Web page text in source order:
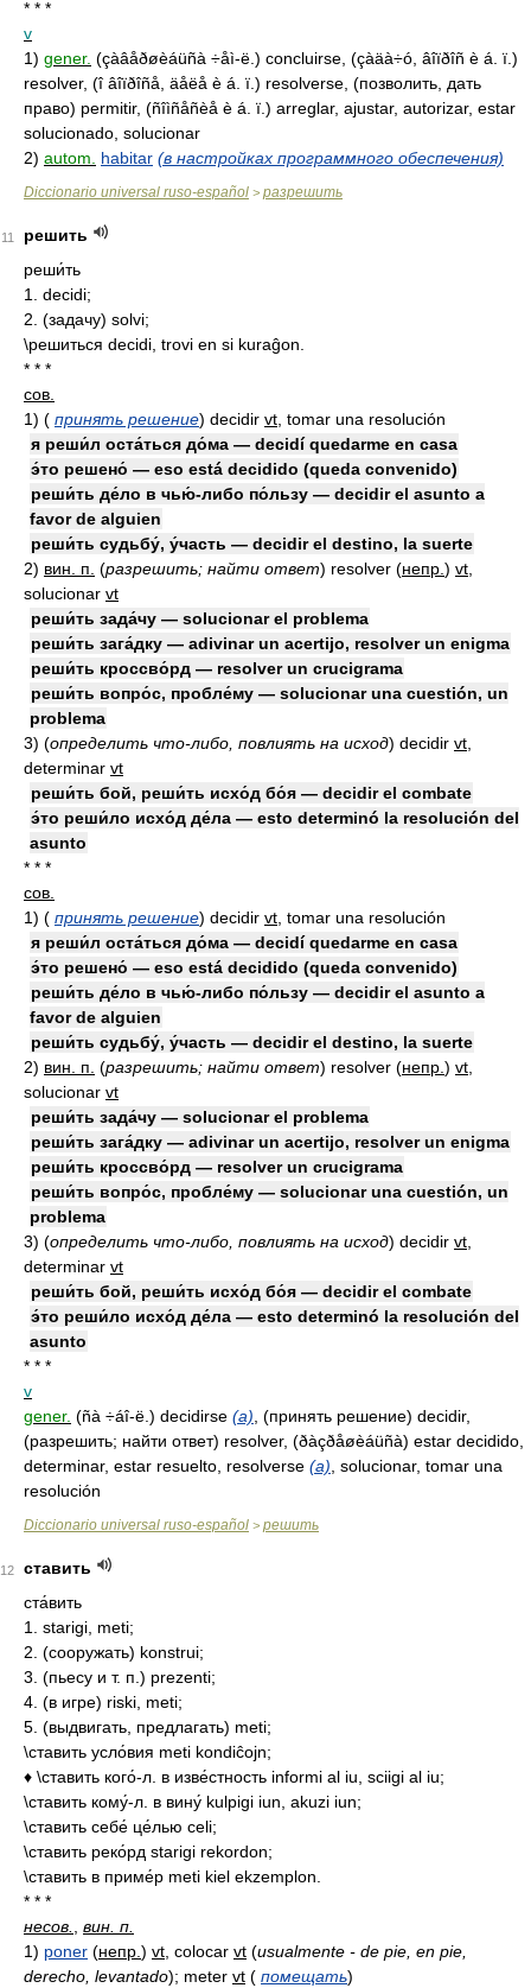
* * *
v
1) gener. (çàâåðøèáüñà ÷åì-ë.) concluirse, (çàäà÷ó, âîïðîñ è á. ï.)
resolver, (î âîïðîñå, äåëå è á. ï.) resolverse, (позволить, дать
право) permitir, (ñîìñåñèå è á. ï.) arreglar, ajustar, autorizar, estar
solucionado, solucionar
2) autom. habitar (в настройках программного обеспечения)
Diccionario universal ruso-español > разрешить
11
решить
реши́ть
1. decidi;
2. (задачу) solvi;
\решиться decidi, trovi en si kuraĝon.
* * *
сов.
1) ( принять решение) decidir vt , tomar una resolución
я реши́л оста́ться до́ма — decidí quedarme en casa
э́то решено́ — eso está decidido (queda convenido)
реши́ть де́ло в чью́-либо по́льзу — decidir el asunto a
favor de alguien
реши́ть судьбу́, у́часть — decidir el destino, la suerte
2) вин. п. (разрешить; найти ответ) resolver (непр. ) vt
solucionar vt
реши́ть зада́чу — solucionar el problema
реши́ть зага́дку — adivinar un acertijo, resolver un enigma
реши́ть кроссво́рд — resolver un crucigrama
реши́ть вопро́с, пробле́му — solucionar una cuestión, un
problema
3) (определить что-либо, повлиять на исход) decidir vt
determinar vt
реши́ть бой, реши́ть исхо́д бо́я — decidir el combate
э́то реши́ло исхо́д де́ла — esto determinó la resolución del
asunto
* * *
сов.
1) ( принять решение) decidir vt , tomar una resolución
я реши́л оста́ться до́ма — decidí quedarme en casa
э́то решено́ — eso está decidido (queda convenido)
реши́ть де́ло в чью́-либо по́льзу — decidir el asunto a
favor de alguien
реши́ть судьбу́, у́часть — decidir el destino, la suerte
2) вин. п. (разрешить; найти ответ) resolver (непр. ) vt
solucionar vt
реши́ть зада́чу — solucionar el problema
реши́ть зага́дку — adivinar un acertijo, resolver un enigma
реши́ть кроссво́рд — resolver un crucigrama
реши́ть вопро́с, пробле́му — solucionar una cuestión, un
problema
3) (определить что-либо, повлиять на исход) decidir vt
determinar vt
реши́ть бой, реши́ть исхо́д бо́я — decidir el combate
э́то реши́ло исхо́д де́ла — esto determinó la resolución del
asunto
* * *
v
gener. (ñà ÷áî-ë.) decidirse (a) , (принять решение) decidir,
(разрешить; найти ответ) resolver, (ðàçðåøèáüñà) estar decidido,
determinar, estar resuelto, resolverse (a) , solucionar, tomar una
resolución
Diccionario universal ruso-español > решить
12
ставить
ста́вить
1. starigi, meti;
2. (сооружать) konstrui;
3. (пьесу и т. п.) prezenti;
4. (в игре) riski, meti;
5. (выдвигать, предлагать) meti;
\ставить усло́вия meti kondiĉojn;
♦ \ставить кого́-л. в изве́стность informi al iu, sciigi al iu;
\ставить кому́-л. в вину́ kulpigi iun, akuzi iun;
\ставить себе́ це́лью celi;
\ставить реко́рд starigi rekordon;
\ставить в приме́р meti kiel ekzemplon.
* * *
несов.
вин. п.
1) poner (непр. ) vt , colocar vt (usualmente - de pie, en pie,
derecho, levantado); meter vt ( помещать)